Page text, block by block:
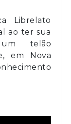
Librelato
ao ter sua
telão
em Nova